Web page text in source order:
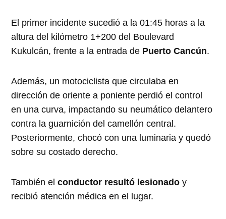
El primer incidente sucedió a la 01:45 horas a la
altura del kilómetro 1+200 del Boulevard
Kukulcán, frente a la entrada de Puerto Cancún.
Además, un motociclista que circulaba en
dirección de oriente a poniente perdió el control
en una curva, impactando su neumático delantero
contra la guarnición del camellón central.
Posteriormente, chocó con una luminaria y quedó
sobre su costado derecho.
También elconductor resultó lesionado y
recibió atención médica en el lugar.